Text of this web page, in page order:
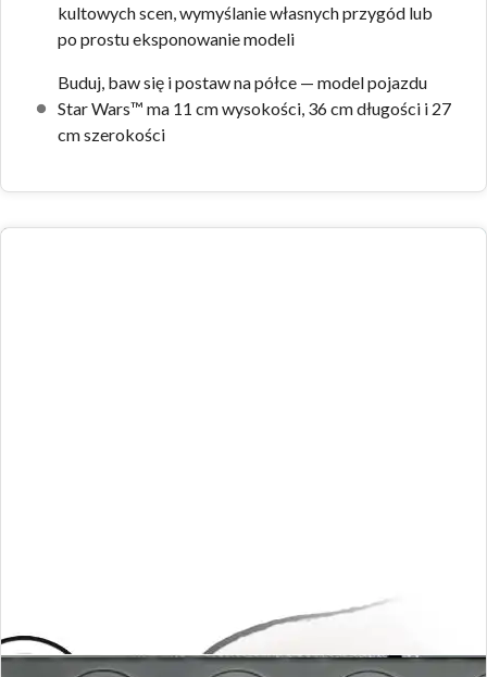
kultowych scen, wymyślanie własnych przygód lub
po prostu eksponowanie modeli
Buduj, baw się i postaw na półce — model pojazdu
Star Wars™ ma 11 cm wysokości, 36 cm długości i 27
cm szerokości